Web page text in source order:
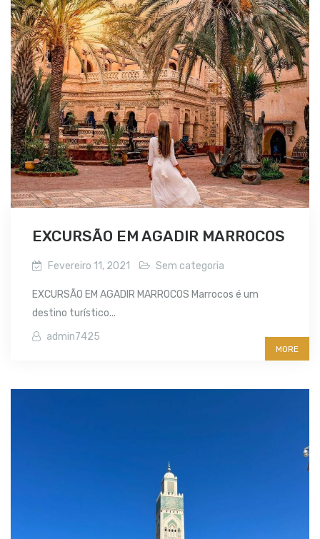
EXCURSÃO EM AGADIR MARROCOS
Fevereiro 11, 2021 Sem categoria
EXCURSÃO EM AGADIR MARROCOS Marrocos é um
destino turístico...
admin7425
MORE